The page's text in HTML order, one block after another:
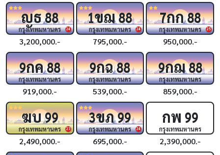
24
ญธ88
กรุงเทพมหานคร
3,200,000.-
24
1ขฌ88
กรุงเทพมหานคร
795,000.-
25
7กก88
กรุงเทพมหานคร
950,000.-
9กค88
กรุงเทพมหานคร
919,000.-
9กฉ88
กรุงเทพมหานคร
539,000.-
9กฌ88
กรุงเทพมหานคร
859,000.-
23
ฆบ99
กรุงเทพมหานคร
2,490,000.-
24
3ขภ99
กรุงเทพมหานคร
695,000.-
กพ 99
กรุงเทพมหานคร
2,390,000.-